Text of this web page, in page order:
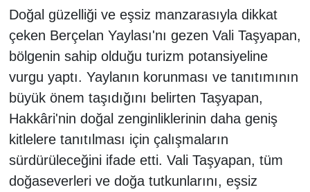
Doğal güzelliği ve eşsiz manzarasıyla dikkat
çeken Berçelan Yaylası'nı gezen Vali Taşyapan,
bölgenin sahip olduğu turizm potansiyeline
vurgu yaptı. Yaylanın korunması ve tanıtımının
büyük önem taşıdığını belirten Taşyapan,
Hakkâri'nin doğal zenginliklerinin daha geniş
kitlelere tanıtılması için çalışmaların
sürdürüleceğini ifade etti. Vali Taşyapan, tüm
doğaseverleri ve doğa tutkunlarını, eşsiz